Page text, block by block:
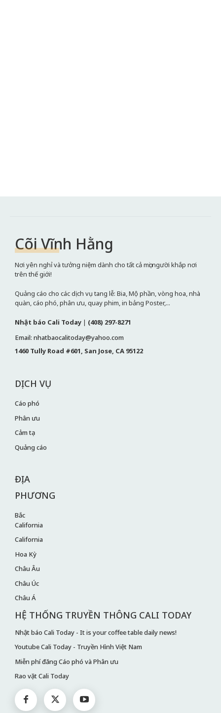
Cõi Vĩnh Hằng
Nơi yên nghỉ và tưởng niệm dành cho tất cả mọi người khắp nơi
trên thế giới!
Quảng cáo cho các dịch vụ tang lễ: Bia, Mộ phần, vòng hoa, nhà
quàn, cáo phó, phân ưu, quay phim, in bảng Poster,...
Nhật báo Cali Today | (408) 297-8271
Email: nhatbaocalitoday@yahoo.com
1460 Tully Road #601, San Jose, CA 95122
DỊCH VỤ
Cáo phó
Phân ưu
Cảm tạ
Quảng cáo
ĐỊA
PHƯƠNG
Bắc
California
California
Hoa Kỳ
Châu Âu
Châu Úc
Châu Á
HỆ THỐNG TRUYỀN THÔNG CALI TODAY
Nhật báo Cali Today - It is your coffee table daily news!
Youtube Cali Today - Truyền Hình Việt Nam
Miễn phí đăng Cáo phó và Phân ưu
Rao vặt Cali Today